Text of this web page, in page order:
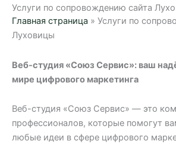
Услуги по сопровождению сайта
Главная страница » Услуги по
Луховицы
Веб-студия «Союз Сервис»: ваш
мире цифрового маркетинга
Веб-студия «Союз Сервис» — это
профессионалов, которые помогут
любые идеи в сфере цифрового